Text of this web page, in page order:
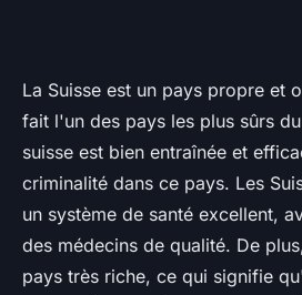
La Suisse est un pays propre et
fait l'un des pays les plus sûrs
suisse est bien entraînée et
criminalité dans ce pays. Les
un système de santé excellent,
des médecins de qualité. De
pays très riche, ce qui signifie